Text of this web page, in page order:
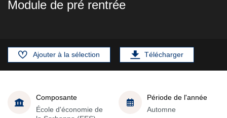
Module de pré rentrée
Ajouter à la sélection Télécharger
Composante
École d'économie de
Période de l'année
Automne